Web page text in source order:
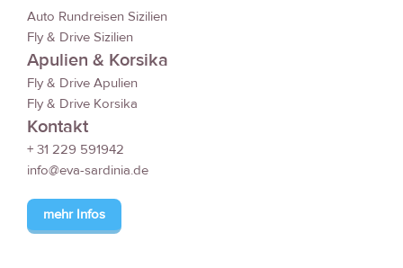
Auto Rundreisen Sizilien
Fly & Drive Sizilien
Apulien & Korsika
Fly & Drive Apulien
Fly & Drive Korsika
Kontakt
+ 31 229 591942
info@eva-sardinia.de
mehr Infos